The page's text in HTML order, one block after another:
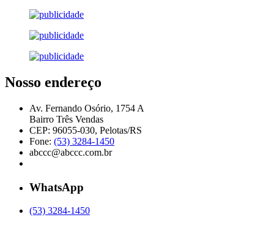
Nosso endereço
Av. Fernando Osório, 1754 A
Bairro Três Vendas
CEP: 96055-030, Pelotas/RS
Fone: (53) 3284-1450
abccc@abccc.com.br
WhatsApp
(53) 3284-1450